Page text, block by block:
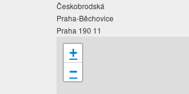
Českobrodská
Praha-Běchovice
Praha 190 11
+
−